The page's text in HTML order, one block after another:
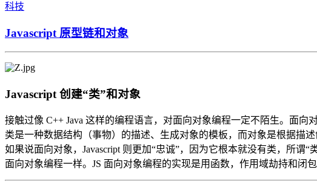
科技
Javascript 原型链和对象
Javascript 创建“类”和对象
接触过像 C++ Java 这样的编程语言，对面向对象编程一定不陌生。面向
类是一种数据结构（事物）的描述、生成对象的模板，而对象是根据描述
如果说面向对象，Javascript 则更加“忠诚”，因为它根本就没有类，所谓“
面向对象编程一样。JS 面向对象编程的实现是用函数，作用域劫持和闭